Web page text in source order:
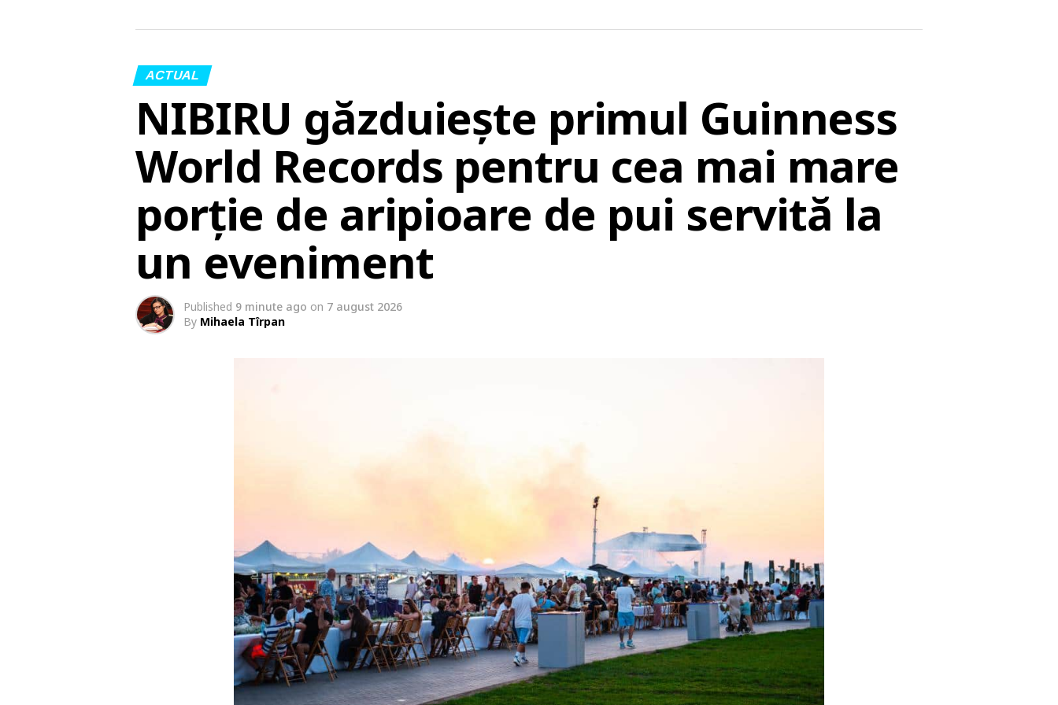
ACTUAL
NIBIRU găzduiește primul Guinness
World Records pentru cea mai mare
porție de aripioare de pui servită la
un eveniment
Published 9 minute ago on 7 august 2026
By Mihaela Tîrpan